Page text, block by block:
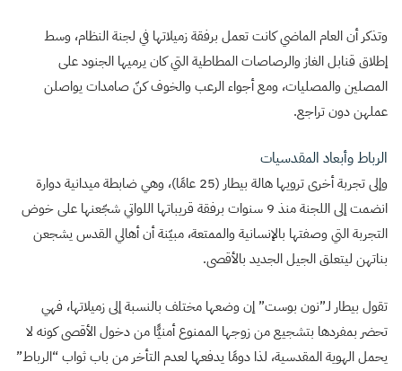
وتذكر أن العام الماضي كانت تعمل برفقة زميلاتها في لجنة النظام، وسط
إطلاق قنابل الغاز والرصاصات المطاطية التي كان يرميها الجنود على
المصلين والمصليات، ومع أجواء الرعب والخوف كنّ صامدات يواصلن
عملهن دون تراجع.
الرباط وأبعاد المقدسيات
وإلى تجربة أخرى ترويها هالة بيطار (25 عامًا)، وهي ضابطة ميدانية دوارة
انضمت إلى اللجنة منذ 9 سنوات برفقة قريباتها اللواتي شجّعنها على خوض
التجربة التي وصفتها بالإنسانية والممتعة، مبيّنة أن أهالي القدس يشجعن
بناتهن ليتعلق الجيل الجديد بالأقصى.
تقول بيطار لـ”نون بوست” إن وضعها مختلف بالنسبة إلى زميلاتها، فهي
تحضر بمفردها بتشجيع من زوجها الممنوع أمنيًّا من دخول الأقصى كونه لا
يحمل الهوية المقدسية، لذا دومًا يدفعها لعدم التأخر من باب ثواب “الرباط”